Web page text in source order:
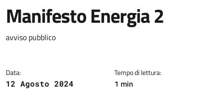
Manifesto Energia 2
Dettagli del documento
avviso pubblico
Data:
12 Agosto 2024
Tempo di lettura:
1 min